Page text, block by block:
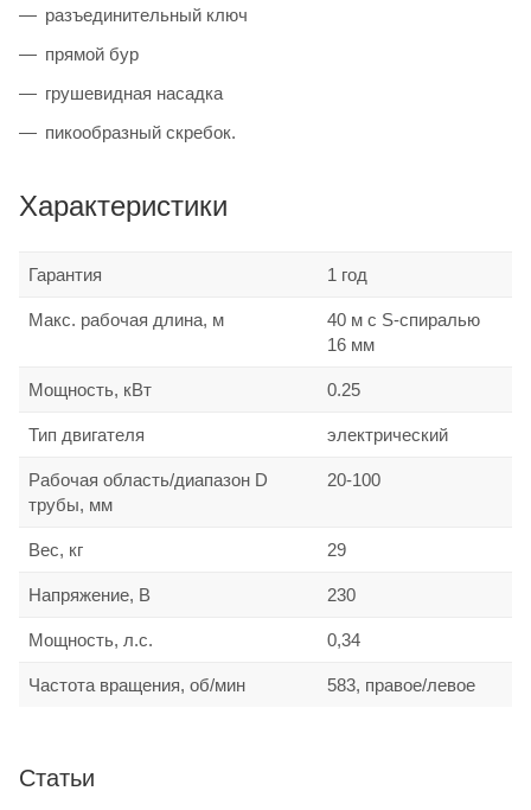
разъединительный ключ
прямой бур
грушевидная насадка
пикообразный скребок.
Характеристики
Гарантия 1 год
Макс. рабочая длина, м
40 м с S-спиралью
16 мм
Мощность, кВт 0.25
Тип двигателя электрический
Рабочая область/диапазон D
трубы, мм
20-100
Вес, кг 29
Напряжение, В 230
Мощность, л.с. 0,34
Частота вращения, об/мин 583, правое/левое
Статьи